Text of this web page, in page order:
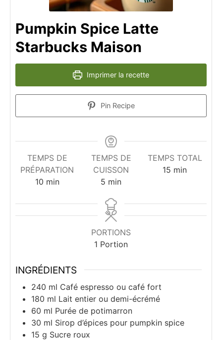
Pumpkin Spice Latte
Starbucks Maison
Imprimer la recette
Pin Recipe
TEMPS DE
PRÉPARATION
10minutes
min
TEMPS DE
CUISSON
5 minutes
min
TEMPS TOTAL
15 minutes
min
PORTIONS
1 Portion
INGRÉDIENTS
240 ml Café espresso ou café fort
180 ml Lait entier ou demi-écrémé
60 ml Purée de potimarron
30 ml Sirop d’épices pour pumpkin spice
15 g Sucre roux